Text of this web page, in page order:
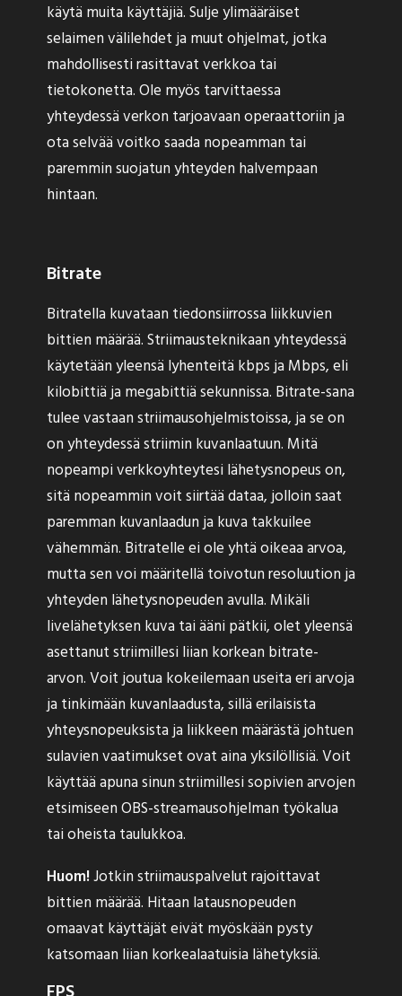
käytä muita käyttäjiä. Sulje ylimääräiset
selaimen välilehdet ja muut ohjelmat, jotka
mahdollisesti rasittavat verkkoa tai
tietokonetta. Ole myös tarvittaessa
yhteydessä verkon tarjoavaan operaattoriin ja
ota selvää voitko saada nopeamman tai
paremmin suojatun yhteyden halvempaan
hintaan.
Bitrate
Bitratella kuvataan tiedonsiirrossa liikkuvien
bittien määrää. Striimausteknikaan yhteydessä
käytetään yleensä lyhenteitä kbps ja Mbps, eli
kilobittiä ja megabittiä sekunnissa. Bitrate-sana
tulee vastaan striimausohjelmistoissa, ja se on
on yhteydessä striimin kuvanlaatuun. Mitä
nopeampi verkkoyhteytesi lähetysnopeus on,
sitä nopeammin voit siirtää dataa, jolloin saat
paremman kuvanlaadun ja kuva takkuilee
vähemmän. Bitratelle ei ole yhtä oikeaa arvoa,
mutta sen voi määritellä toivotun resoluution ja
yhteyden lähetysnopeuden avulla. Mikäli
livelähetyksen kuva tai ääni pätkii, olet yleensä
asettanut striimillesi liian korkean bitrate-
arvon. Voit joutua kokeilemaan useita eri arvoja
ja tinkimään kuvanlaadusta, sillä erilaisista
yhteysnopeuksista ja liikkeen määrästä johtuen
sulavien vaatimukset ovat aina yksilöllisiä. Voit
käyttää apuna sinun striimillesi sopivien arvojen
etsimiseen OBS-streamausohjelman työkalua
tai oheista taulukkoa.
Huom!Jotkin striimauspalvelut rajoittavat
bittien määrää. Hitaan latausnopeuden
omaavat käyttäjät eivät myöskään pysty
katsomaan liian korkealaatuisia lähetyksiä.